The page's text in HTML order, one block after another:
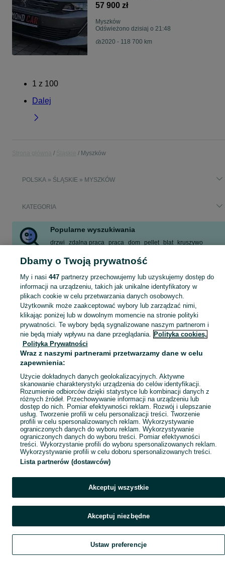
57 900 zł
Myszków
Odświeżono dzisiaj o 21:48
2020 - 118 700 km
1 z 100
Dalej
Myszków
POLSKA » ŚLĄSKIE » MYSZKÓW
KATEGORIA
Popularne wyszukiwania
drzwi zdalna praca praca dom pellet blat
kruszywo
Skorzystaj z największego serwisu ogłoszeniowego - Myszków i okolice! Kupuj to, czego pragniesz i sprzedawaj to, czego już nie potrzebujesz!
Mapa kategorii
Mapa miejscowości
Mapa ministron
Popularne wyszukiwania
Szukaj Obserwujesz Dodaj Czat Konto
Dbamy o Twoją prywatność
My i nasi 447partnerzy przechowujemy lub uzyskujemy dostęp do
informacji na urządzeniu, takich jak unikalne identyfikatory w
plikach cookie w celu przetwarzania danych osobowych.
Użytkownik może zaakceptować wybory lub zarządzać nimi,
klikając poniżej lub w dowolnym momencie na stronie polityki
prywatności. Te wybory będą sygnalizowane naszym partnerom i
nie będą miały wpływu na dane przeglądania. Polityka cookies,
Polityka Prywatności
Wraz z naszymi partnerami przetwarzamy dane w celu
zapewnienia:
Użycie dokładnych danych geolokalizacyjnych. Aktywne
skanowanie charakterystyki urządzenia do celów identyfikacji.
Rozumienie odbiorców dzięki statystyce lub kombinacji danych z
różnych źródeł. Przechowywanie informacji na urządzeniu lub
dostęp do nich. Pomiar efektywności reklam. Rozwój i ulepszanie
usług. Tworzenie profili w celu personalizacji treści. Tworzenie
profili w celu spersonalizowanych reklam. Wykorzystywanie
ograniczonych danych do wyboru reklam. Wykorzystywanie
ograniczonych danych do wyboru treści. Pomiar efektywności
treści. Wykorzystanie profili do wyboru spersonalizowanych reklam.
Wykorzystywanie profili w celu doboru spersonalizowanych treści.
Lista partnerów (dostawców)
Akceptuj wszystkie
Akceptuj niezbędne
Ustaw preferencje